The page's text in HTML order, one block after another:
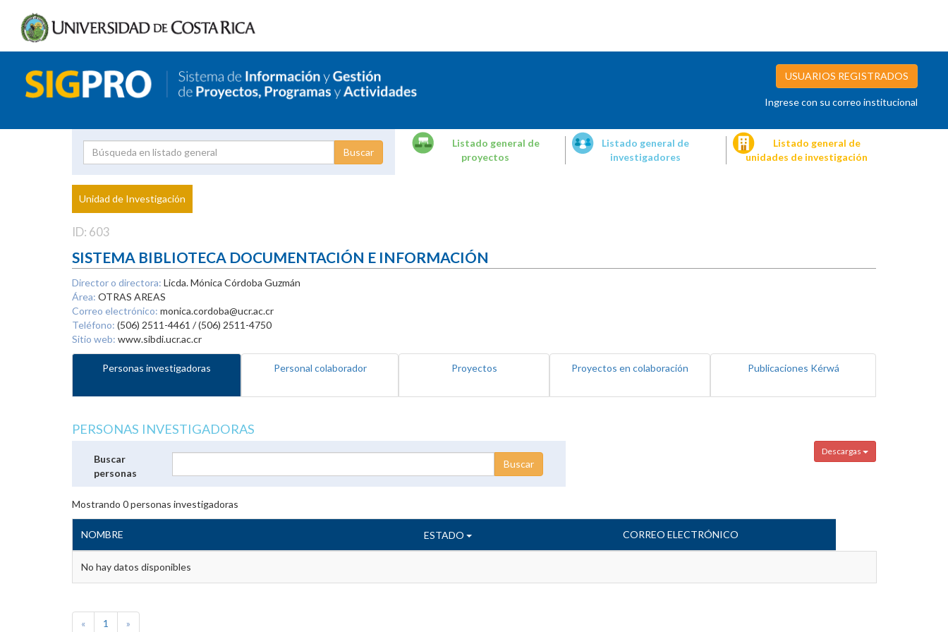
USUARIOS REGISTRADOS
Ingrese con su correo institucional
Proyecto
Investigador
Listado general de
proyectos
Listado general de
investigadores
Listado general de
unidades de investigación
Unidad de Investigación
ID: 603
SISTEMA BIBLIOTECA DOCUMENTACIÓN E INFORMACIÓN
Director o directora: Licda. Mónica Córdoba Guzmán
Área: OTRAS AREAS
Correo electrónico: monica.cordoba@ucr.ac.cr
Teléfono: (506) 2511-4461 / (506) 2511-4750
Sitio web: www.sibdi.ucr.ac.cr
Personas investigadoras Personal colaborador Proyectos Proyectos en colaboración Publicaciones Kérwá
PERSONAS INVESTIGADORAS
Descargas
Buscar
personas
Mostrando 0personas investigadoras
NOMBRE ESTADO CORREO ELECTRÓNICO
No hay datos disponibles
« 1 »